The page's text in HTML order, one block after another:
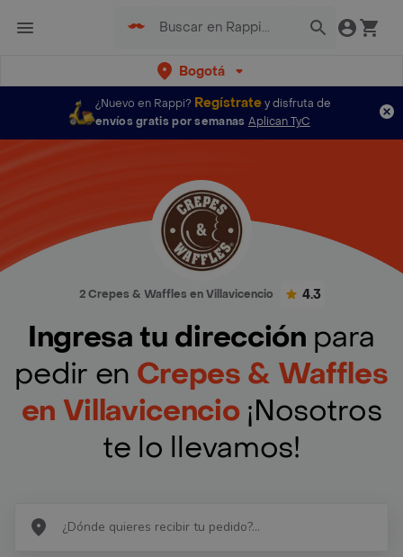
Bogotá
¿Nuevo en Rappi? Regístratey disfruta de
envíos gratis por semanas Aplican TyC
2 Crepes & Waffles en Villavicencio 4.3
Ingresa tu dirección para
pedir en Crepes & Waffles
en Villavicencio ¡Nosotros
te lo llevamos!